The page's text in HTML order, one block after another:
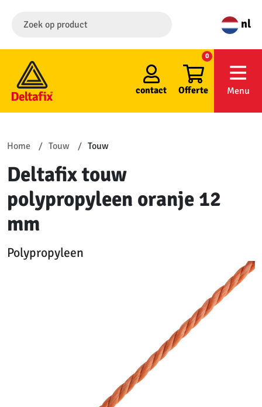
nl
contact Offerte
0
Menu
Home Touw Touw
Deltafix touw
polypropyleen oranje 12
mm
Polypropyleen